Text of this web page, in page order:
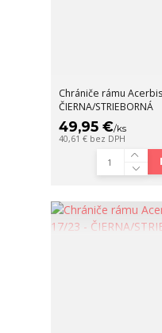
Chrániče rámu
ČIERNA/STRIEBORNÁ
49,95 €/ks
40,61 € bez DPH